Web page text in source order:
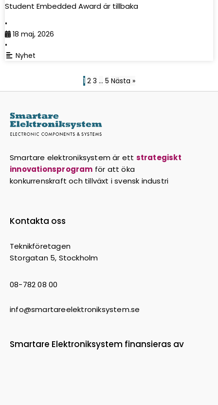
Student Embedded Award är tillbaka
•
18 maj, 2026
•
Nyhet
1 2 3 … 5 Nästa »
Smartare elektroniksystem är ett strategiskt
innovationsprogram för att öka
konkurrenskraft och tillväxt i svensk industri
Kontakta oss
Teknikföretagen
Storgatan 5, Stockholm
08-782 08 00
info@smartareelektroniksystem.se
Smartare Elektroniksystem finansieras av